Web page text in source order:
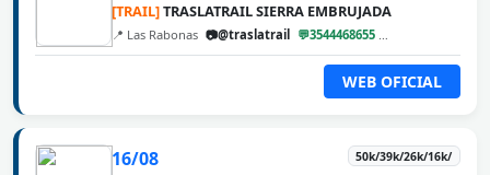
[TRAIL]TRASLATRAIL SIERRA EMBRUJADA
📍 Las Rabonas 📷@traslatrail 💬3544468655
WEB OFICIAL
16/08 50k/39k/26k/16k/